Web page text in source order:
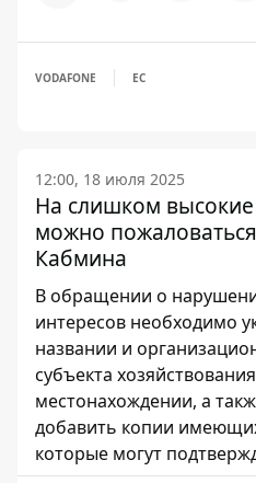
VODAFONE ЕС
12:00, 18 июля 2025
На слишком
можно
Кабмина
В обращении о
интересов необходимо
названии и
субъекта
местонахождении, а
добавить копии
которые могут